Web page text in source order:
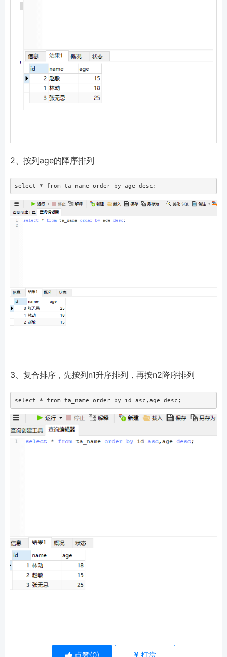
2、按列age的降序排列
select * from ta_name order by age desc;
3、复合排序，先按列n1升序排列，再按n2降序排列
select * from ta_name order by id asc,age desc;